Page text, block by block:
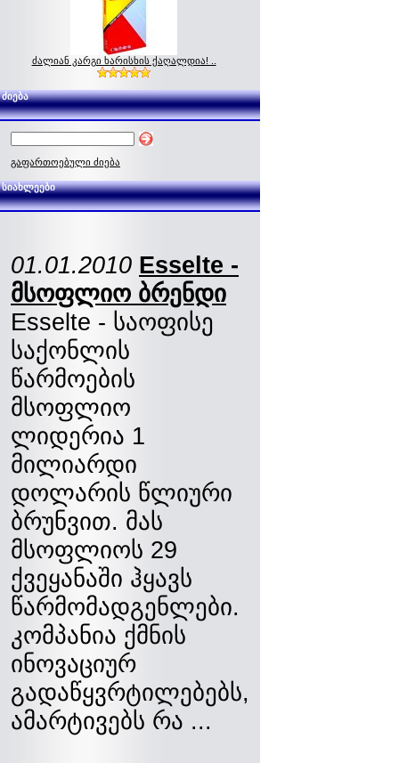
ძალიან კარგი ხარისხის ქაღალდია! ..
ძიება
გაფართოებული ძიება
სიახლეები
01.01.2010 Esselte -
მსოფლიო ბრენდი
Esselte - საოფისე
საქონლის
წარმოების
მსოფლიო
ლიდერია 1
მილიარდი
დოლარის წლიური
ბრუნვით. მას
მსოფლიოს 29
ქვეყანაში ჰყავს
წარმომადგენლები.
კომპანია ქმნის
ინოვაციურ
გადაწყვრტილებებს,
ამარტივებს რა ...